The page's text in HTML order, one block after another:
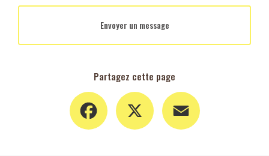
Envoyer un message
Partagez cette page
Facebook